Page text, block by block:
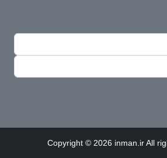
Copyright © 2026 inman.ir All